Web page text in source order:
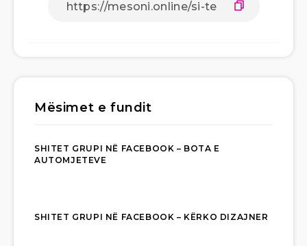
Mësimet e fundit
SHITET GRUPI NË FACEBOOK – BOTA E
AUTOMJETEVE
SHITET GRUPI NË FACEBOOK – KËRKO DIZAJNER